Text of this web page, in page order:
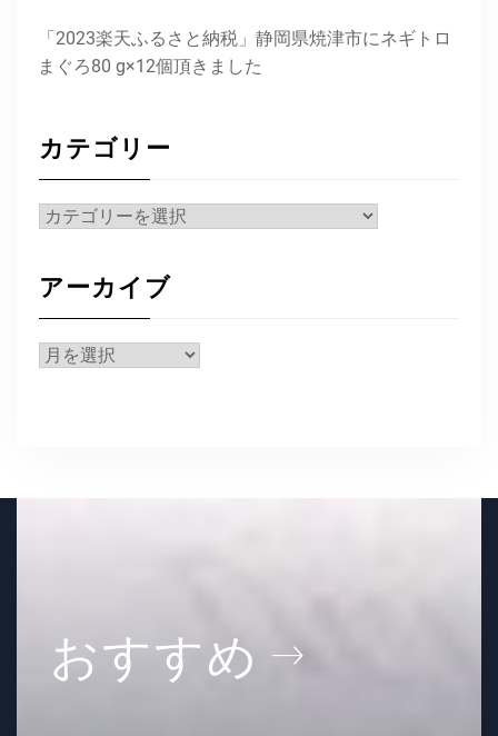
「2023楽天ふるさと納税」静岡県焼津市にネギトロ
まぐろ80 g×12個頂きました
カテゴリー
カ
リ
ー
アーカイブ
ア
おすすめ